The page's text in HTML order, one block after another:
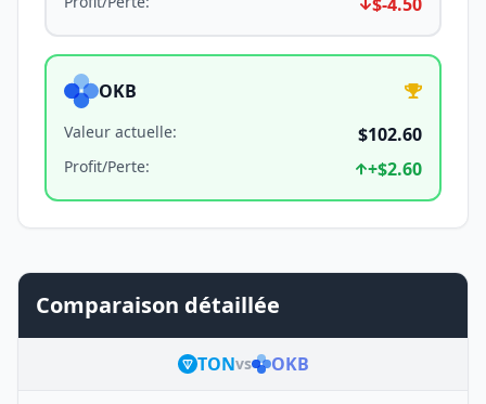
OKB
Valeur actuelle: $102.60
Profit/Perte: +$2.60
Comparaison détaillée
TONvs OKB